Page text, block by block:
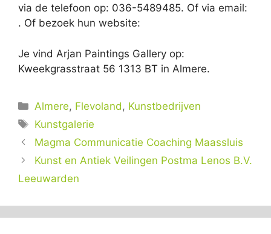
via de telefoon op: 036-5489485. Of via email:
. Of bezoek hun website:
Je vind Arjan Paintings Gallery op:
Kweekgrasstraat 56 1313 BT in Almere.
Categorieën
Almere, Flevoland , Kunstbedrijven
Tags
Kunstgalerie
Magma Communicatie Coaching Maassluis
Kunst en Antiek Veilingen Postma Lenos B.V.
Leeuwarden